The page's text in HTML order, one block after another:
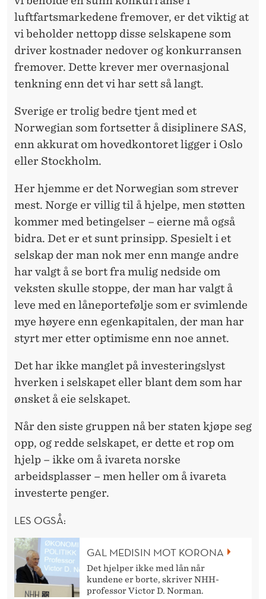
luftfartsmarkedene fremover, er det viktig at
vi beholder nettopp disse selskapene som
driver kostnader nedover og konkurransen
fremover. Dette krever mer overnasjonal
tenkning enn det vi har sett så langt.
Sverige er trolig bedre tjent med et
Norwegian som fortsetter å disiplinere SAS,
enn akkurat om hovedkontoret ligger i Oslo
eller Stockholm.
Her hjemme er det Norwegian som strever
mest. Norge er villig til å hjelpe, men støtten
kommer med betingelser – eierne må også
bidra. Det er et sunt prinsipp. Spesielt i et
selskap der man nok mer enn mange andre
har valgt å se bort fra mulig nedside om
veksten skulle stoppe, der man har valgt å
leve med en låneportefølje som er svimlende
mye høyere enn egenkapitalen, der man har
styrt mer etter optimisme enn noe annet.
Det har ikke manglet på investeringslyst
hverken i selskapet eller blant dem som har
ønsket å eie selskapet.
Når den siste gruppen nå ber staten kjøpe seg
opp, og redde selskapet, er dette et rop om
hjelp – ikke om å ivareta norske
arbeidsplasser – men heller om å ivareta
investerte penger.
LES OGSÅ:
GAL MEDISIN MOT KORONA
Det hjelper ikke med lån når
kundene er borte, skriver NHH-
professor Victor D. Norman.